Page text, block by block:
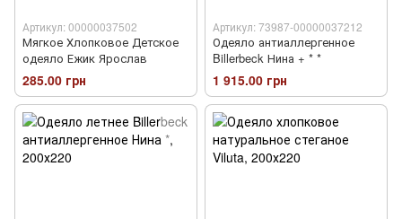
Артикул: 00000037502
Мягкое Хлопковое Детское
одеяло Ежик Ярослав
285.00 грн
Артикул: 73987-00000037212
Одеяло антиаллергенное
Billerbeck Нина + * *
1 915.00 грн